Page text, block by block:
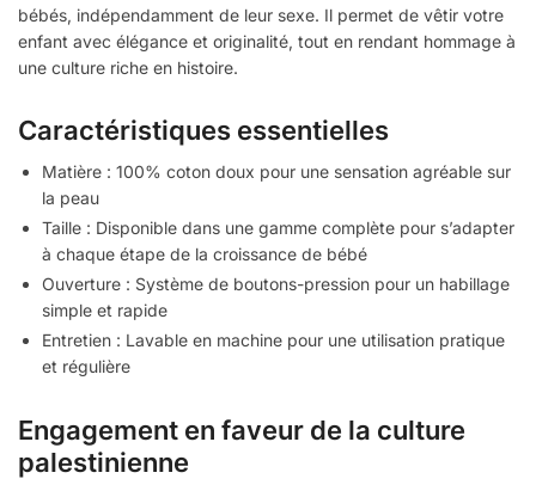
bébés, indépendamment de leur sexe. Il permet de vêtir votre
enfant avec élégance et originalité, tout en rendant hommage à
une culture riche en histoire.
Caractéristiques essentielles
Matière : 100% coton doux pour une sensation agréable sur
la peau
Taille : Disponible dans une gamme complète pour s’adapter
à chaque étape de la croissance de bébé
Ouverture : Système de boutons-pression pour un habillage
simple et rapide
Entretien : Lavable en machine pour une utilisation pratique
et régulière
Engagement en faveur de la culture
palestinienne